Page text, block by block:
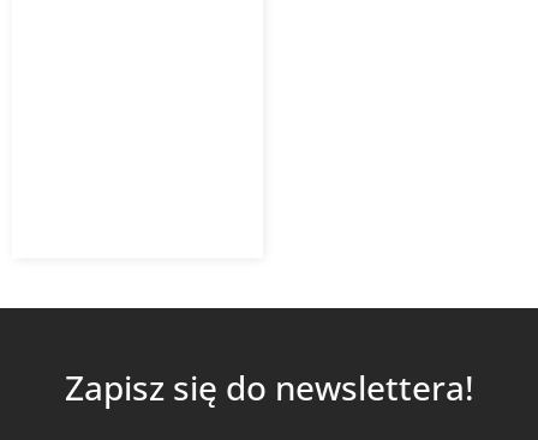
Zapisz się do newslettera!